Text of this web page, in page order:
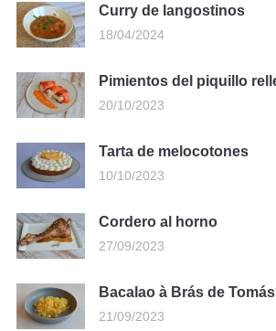
Curry de langostinos
18/04/2024
Pimientos del piquillo
20/10/2023
Tarta de melocotones
10/10/2023
Cordero al horno
27/09/2023
Bacalao à Brás de Tomás
21/09/2023